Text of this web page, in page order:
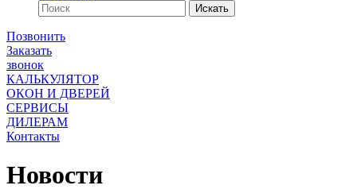
Позвонить
Заказать
звонок
КАЛЬКУЛЯТОР
ОКОН И ДВЕРЕЙ
СЕРВИСЫ
ДИЛЕРАМ
Контакты
Новости